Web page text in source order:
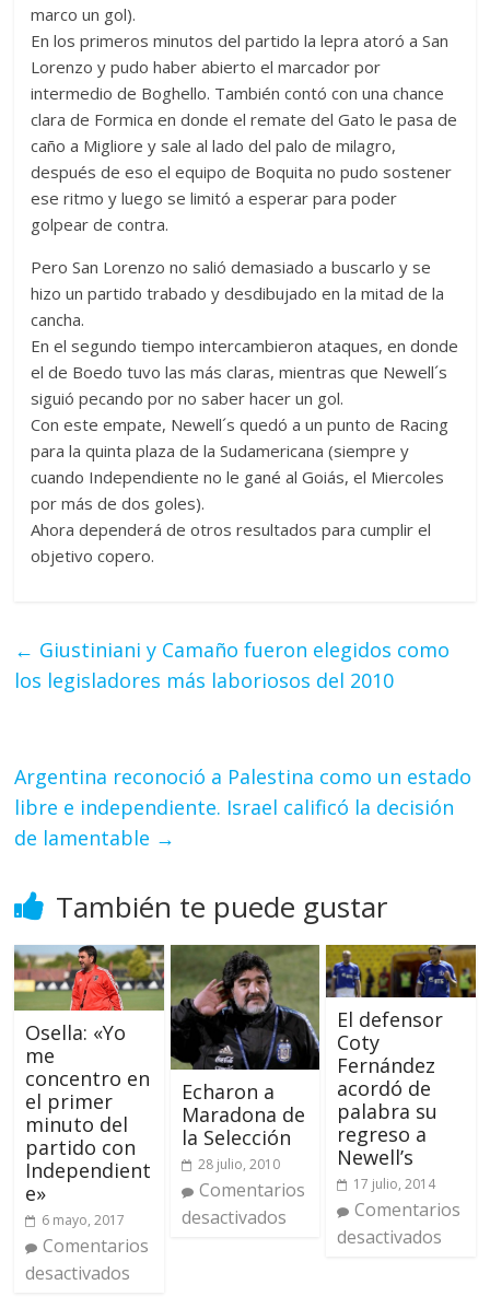
marco un gol).
En los primeros minutos del partido la lepra atoró a San
Lorenzo y pudo haber abierto el marcador por
intermedio de Boghello. También contó con una chance
clara de Formica en donde el remate del Gato le pasa de
caño a Migliore y sale al lado del palo de milagro,
después de eso el equipo de Boquita no pudo sostener
ese ritmo y luego se limitó a esperar para poder
golpear de contra.
Pero San Lorenzo no salió demasiado a buscarlo y se
hizo un partido trabado y desdibujado en la mitad de la
cancha.
En el segundo tiempo intercambieron ataques, en donde
el de Boedo tuvo las más claras, mientras que Newell´s
siguió pecando por no saber hacer un gol.
Con este empate, Newell´s quedó a un punto de Racing
para la quinta plaza de la Sudamericana (siempre y
cuando Independiente no le gané al Goiás, el Miercoles
por más de dos goles).
Ahora dependerá de otros resultados para cumplir el
objetivo copero.
← Giustiniani y Camaño fueron elegidos como
los legisladores más laboriosos del 2010
Argentina reconoció a Palestina como un estado
libre e independiente. Israel calificó la decisión
de lamentable →
También te puede gustar
Osella: «Yo
me
concentro en
el primer
minuto del
partido con
Independient
e»
6 mayo, 2017
Comentarios
desactivados
Echaron a
Maradona de
la Selección
28 julio, 2010
Comentarios
desactivados
El defensor
Coty
Fernández
acordó de
palabra su
regreso a
Newell’s
17 julio, 2014
Comentarios
desactivados